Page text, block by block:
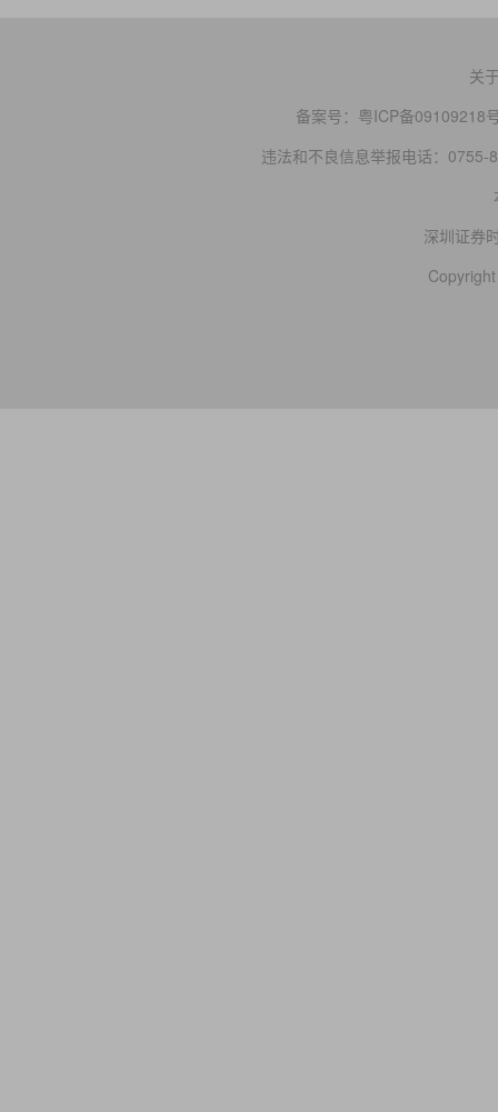
关
备案号： 粤ICP备09109218
违法和不良信息举报电话：0755-
深圳证券